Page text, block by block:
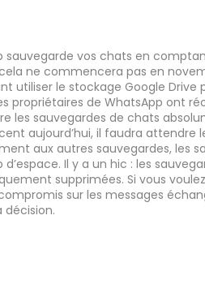
sauvegarde vos chats en
ne commencera pas en
utiliser le stockage Google
propriétaires de WhatsApp ont
les sauvegardes de chats
aujourd’hui, il faudra attendre
aux autres sauvegardes, les
Il y a un hic : les
supprimées. Si vous
sur les messages
décision.